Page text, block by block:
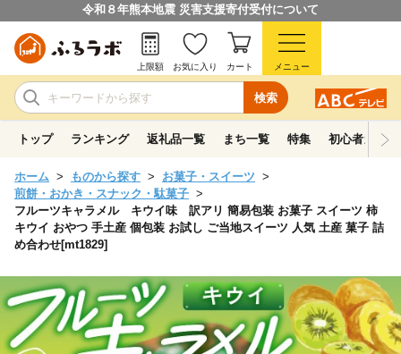
令和８年熊本地震 災害支援寄付受付について
検索
上限額 お気に入り カート メニュー
トップ ランキング 返礼品一覧 まち一覧 特集 初心者ガイド
ホーム ものから探す
お菓子・スイーツ
煎餅・おかき・スナック・駄菓子
フルーツキャラメル キウイ味 訳アリ 簡易包装 お菓子 スイーツ 柿
キウイ おやつ 手土産 個包装 お試し ご当地スイーツ 人気 土産 菓子 詰
め合わせ[mt1829]